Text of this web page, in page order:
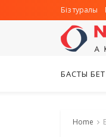
Біз туралы
БАСТЫ БЕТ
Home